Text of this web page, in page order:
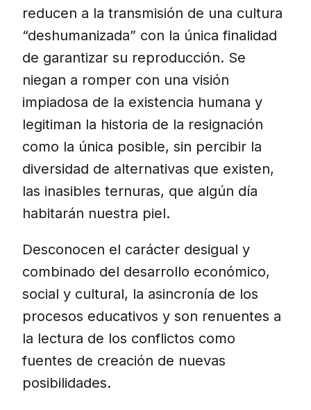
reducen a la transmisión de una cultura
“deshumanizada” con la única finalidad
de garantizar su reproducción. Se
niegan a romper con una visión
impiadosa de la existencia humana y
legitiman la historia de la resignación
como la única posible, sin percibir la
diversidad de alternativas que existen,
las inasibles ternuras, que algún día
habitarán nuestra piel.
Desconocen el carácter desigual y
combinado del desarrollo económico,
social y cultural, la asincronía de los
procesos educativos y son renuentes a
la lectura de los conflictos como
fuentes de creación de nuevas
posibilidades.